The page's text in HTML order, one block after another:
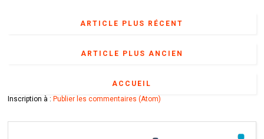
ARTICLE PLUS RÉCENT
ARTICLE PLUS ANCIEN
ACCUEIL
Inscription à :Publier les commentaires (Atom)